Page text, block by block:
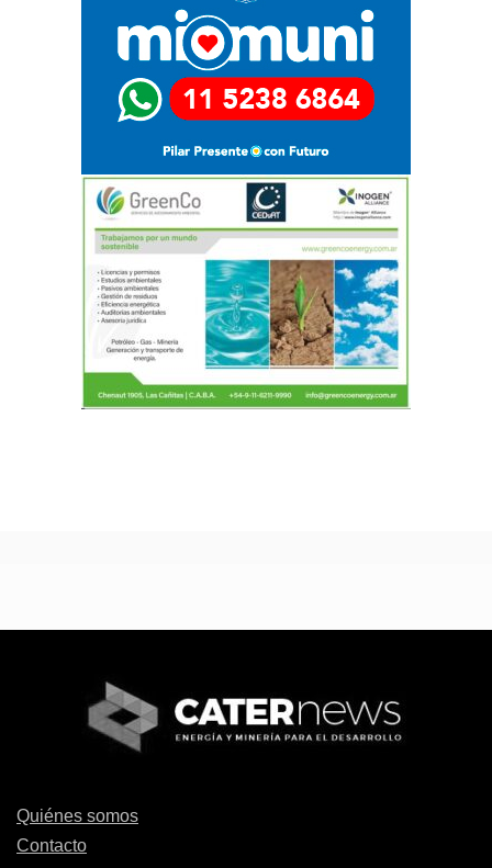
Quiénes somos
Contacto